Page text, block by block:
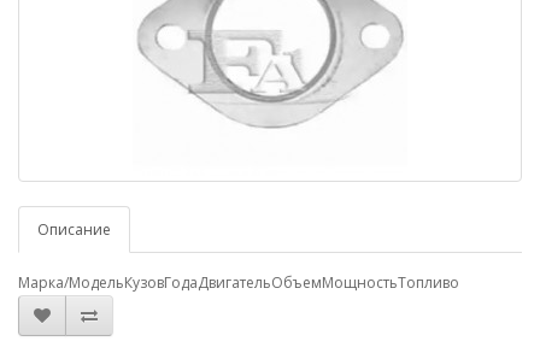
Описание
Марка/МодельКузовГодаДвигательОбъемМощностьТопливо